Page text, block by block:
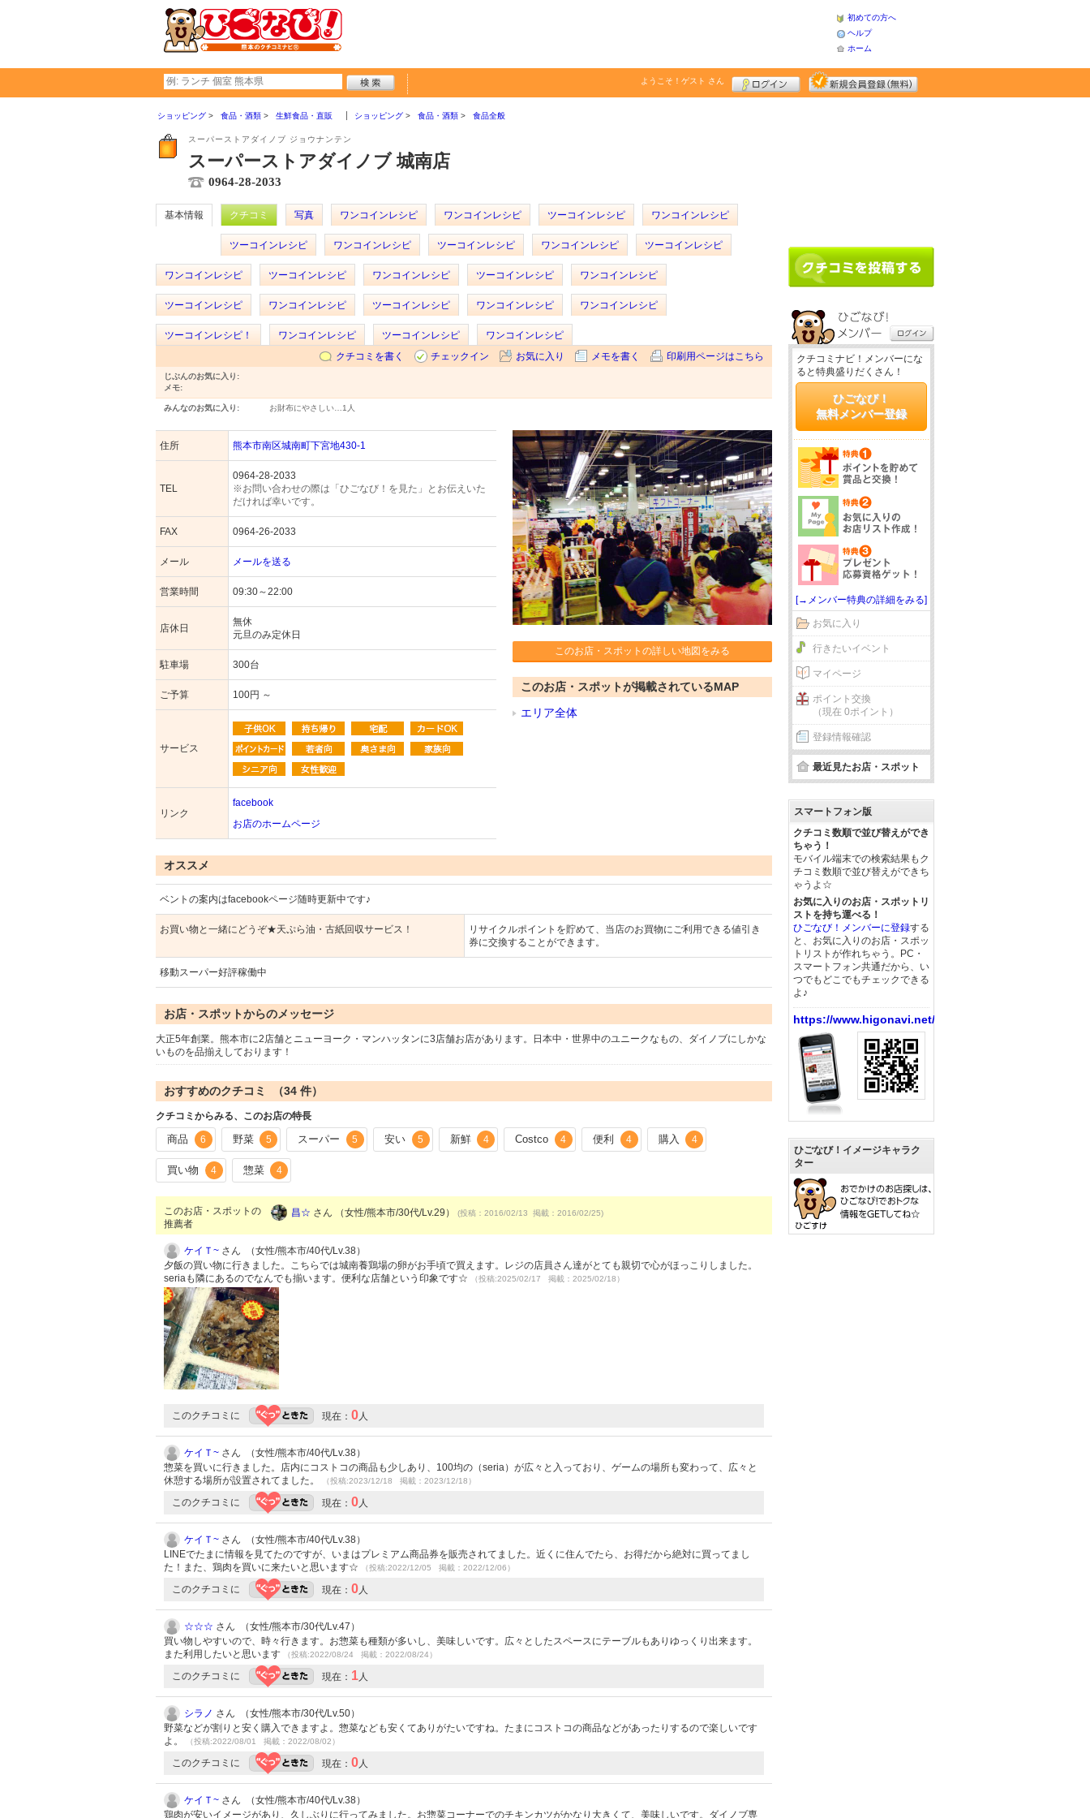
初めての方へ
ヘルプ
ホーム
ようこそ！ ゲスト さん
ショッピング 食品・酒類 生鮮食品・直販 ショッピング 食品・酒類 食品全般
スーパーストアダイノブ ジョウナンテン
スーパーストアダイノブ 城南店
0964-28-2033
基本情報 クチコミ 写真 ワンコインレシピ ワンコインレシピ ツーコインレシピ ワンコインレシピ
ツーコインレシピ ワンコインレシピ ツーコインレシピ ワンコインレシピ ツーコインレシピ
ワンコインレシピ ツーコインレシピ ワンコインレシピ ツーコインレシピ ワンコインレシピ
ツーコインレシピ ワンコインレシピ ツーコインレシピ ワンコインレシピ ワンコインレシピ
ツーコインレシピ！ ワンコインレシピ ツーコインレシピ
ワンコインレシピ
クチコミを書く
チェックイン お気に入り メモを書く 印刷用ページはこちら
じぶんのお気に入り:
メモ:
みんなのお気に入り: お財布にやさしい… 1人
住所 熊本市南区城南町下宮地430-1
TEL
0964-28-2033
※お問い合わせの際は「ひごなび！を見た」とお伝えいた
だければ幸いです。
FAX 0964-26-2033
メール メールを送る
営業時間 09:30～22:00
店休日
無休
元旦のみ定休日
駐車場 300台
ご予算 100円 ～
サービス
リンク
facebook
お店のホームページ
このお店・スポットの詳しい地図をみる
このお店・スポットが掲載されているMAP
エリア全体
オススメ
ベントの案内はfacebookページ随時更新中です♪
お買い物と一緒にどうぞ★天ぷら油・古紙回収サービス！
リサイクルポイントを貯めて、当店のお買物にご利用できる値引き
券に交換することができます。
移動スーパー好評稼働中
お店・スポットからのメッセージ
大正5年創業。熊本市に2店舗とニューヨーク・マンハッタンに3店舗お店があります。日本中・世界中のユニークなもの、ダイノブにしかな
いものを品揃えしております！
おすすめのクチコミ （34 件）
クチコミからみる、このお店の特長
商品 6 野菜 5 スーパー 5 安い 5 新鮮 4 Costco 4 便利 4 購入 4
買い物 4 惣菜 4
このお店・スポットの
推薦者
昌☆ さん （女性/熊本市/30代/Lv.29） (投稿：2016/02/13 掲載：2016/02/25)
ケイＴ~ さん （女性/熊本市/40代/Lv.38）
夕飯の買い物に行きました。こちらでは城南養鶏場の卵がお手頃で買えます。レジの店員さん達がとても親切で心がほっこりしました。
seriaも隣にあるのでなんでも揃います。便利な店舗という印象です☆
（投稿:2025/02/17 掲載：2025/02/18）
このクチコミに 現在： 0人
ケイＴ~ さん （女性/熊本市/40代/Lv.38）
惣菜を買いに行きました。店内にコストコの商品も少しあり、100均の（seria）が広々と入っており、ゲームの場所も変わって、広々と
休憩する場所が設置されてました。
（投稿:2023/12/18 掲載：2023/12/18）
このクチコミに 現在： 0人
ケイＴ~ さん （女性/熊本市/40代/Lv.38）
LINEでたまに情報を見てたのですが、いまはプレミアム商品券を販売されてました。近くに住んでたら、お得だから絶対に買ってまし
た！また、鶏肉を買いに来たいと思います☆
（投稿:2022/12/05 掲載：2022/12/06）
このクチコミに 現在： 0人
☆☆☆ さん （女性/熊本市/30代/Lv.47）
買い物しやすいので、時々行きます。お惣菜も種類が多いし、美味しいです。広々としたスペースにテーブルもありゆっくり出来ます。
また利用したいと思います
（投稿:2022/08/24 掲載：2022/08/24）
このクチコミに 現在： 1人
シラノ さん （女性/熊本市/30代/Lv.50）
野菜などが割りと安く購入できますよ。惣菜なども安くてありがたいですね。たまにコストコの商品などがあったりするので楽しいです
よ。
（投稿:2022/08/01 掲載：2022/08/02）
このクチコミに 現在： 0人
ケイＴ~ さん （女性/熊本市/40代/Lv.38）
鶏肉が安いイメージがあり、久しぶりに行ってみました。お惣菜コーナーでのチキンカツがかなり大きくて、美味しいです。ダイノブ専
クチコミナビ！メンバーにな
ると特典盛りだくさん！
ひごなび！
無料メンバー登録
[→メンバー特典の詳細をみる]
お気に入り
行きたいイベント
マイページ
ポイント交換
（現在 0ポイント）
登録情報確認
最近見たお店・スポット
スマートフォン版
クチコミ数順で並び替えができ
ちゃう！
モバイル端末での検索結果もク
チコミ数順で並び替えができち
ゃうよ☆
お気に入りのお店・スポットリ
ストを持ち運べる！
ひごなび！メンバーに登録する
と、お気に入りのお店・スポッ
トリストが作れちゃう。PC・
スマートフォン共通だから、い
つでもどこでもチェックできる
よ♪
https://www.higonavi.net/
ひごなび！イメージキャラク
ター